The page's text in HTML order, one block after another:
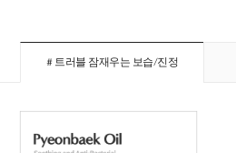
# 트러블 잠재우는 보습/진정